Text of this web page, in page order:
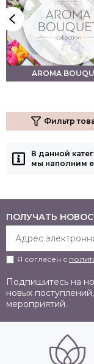
AROMA
Фильтр
В данной
мы наполним
ПОЛУЧАТЬ
Я согласен с
Подпишитесь на
новых
мероприятий.